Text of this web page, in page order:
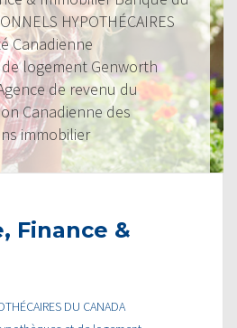
HYPOTHÉCAIRES
Canadienne
logement Genworth
de revenu du
Canadienne des
immobilier
Finance &
DU CANADA